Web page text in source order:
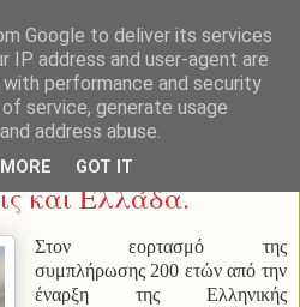
και Ελλάδα.
Στον εορτασμό της
συμπλήρωσης 200 ετών από την
έναρξη της Ελληνικής
Google to deliver its services
IP address and user-agent are
performance and security
service, generate usage
address abuse.
GOT IT